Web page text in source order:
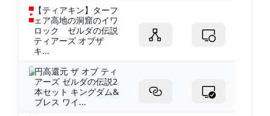
【ティアキン】ターフ
ェア高地の洞窟のイワ
ロック ゼルダの伝説
ティアーズ オブザ
キ...
円高還元 ザ オブ ティ
アーズ ゼルダの伝説2
本セット キングダム&
ブレス ワイ...